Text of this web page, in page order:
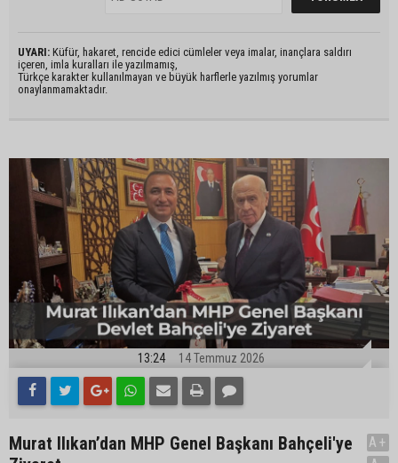
UYARI: Küfür, hakaret, rencide edici cümleler veya imalar, inançlara saldırı
içeren, imla kuralları ile yazılmamış,
Türkçe karakter kullanılmayan ve büyük harflerle yazılmış yorumlar
onaylanmamaktadır.
13:24 14 Temmuz 2026
Murat Ilıkan’dan MHP Genel Başkanı Bahçeli'ye
A+